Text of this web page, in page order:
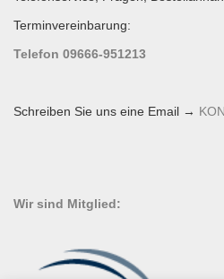
Terminvereinbarung:
Telefon 09666-951213
Schreiben Sie uns eine Email →
Wir sind Mitglied: